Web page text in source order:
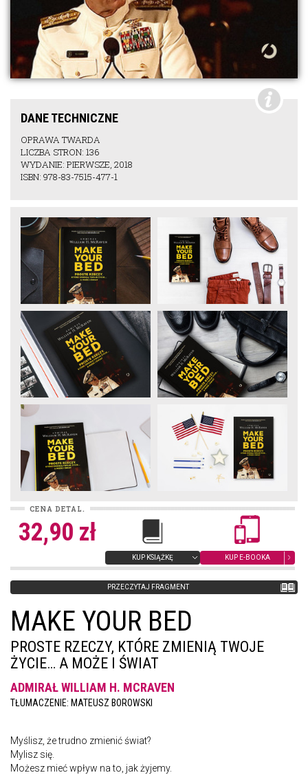
DANE TECHNICZNE
OPRAWA TWARDA
LICZBA STRON: 136
WYDANIE: PIERWSZE, 2018
ISBN: 978-83-7515-477-1
CENA DETAL.
32,90 zł
KUP KSIĄŻKĘ KUP E-BOOKA
PRZECZYTAJ FRAGMENT
MAKE YOUR BED
PROSTE RZECZY, KTÓRE ZMIENIĄ TWOJE
ŻYCIE… A MOŻE I ŚWIAT
ADMIRAŁ WILLIAM H. MCRAVEN
TŁUMACZENIE: MATEUSZ BOROWSKI
Myślisz, że trudno zmienić świat?
Mylisz się.
Możesz mieć wpływ na to, jak żyjemy.